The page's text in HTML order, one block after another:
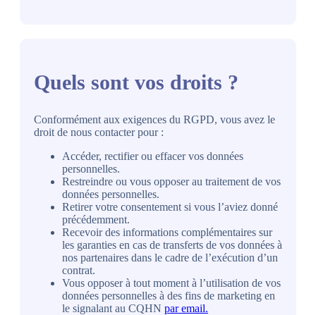
Quels sont vos droits ?
Conformément aux exigences du RGPD, vous avez le
droit de nous contacter pour :
Accéder, rectifier ou effacer vos données
personnelles.
Restreindre ou vous opposer au traitement de vos
données personnelles.
Retirer votre consentement si vous l’aviez donné
précédemment.
Recevoir des informations complémentaires sur
les garanties en cas de transferts de vos données à
nos partenaires dans le cadre de l’exécution d’un
contrat.
Vous opposer à tout moment à l’utilisation de vos
données personnelles à des fins de marketing en
le signalant au CQHN par email.